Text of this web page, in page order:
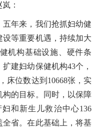
：
年来，我们抢抓妇幼健
等重要机遇，持续加大
机构基础设施、硬件条
建妇幼保健机构43个，
床位数达到10668张，实
的目标。同时，以保障
和新生儿救治中心136
省。在此基础上，将基